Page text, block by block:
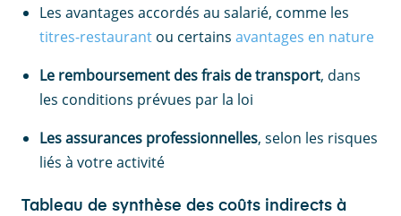
Les avantages accordés au salarié, comme les
titres-restaurant ou certains avantages en nature
Le remboursement des frais de transport, dans
les conditions prévues par la loi
Les assurances professionnelles, selon les risques
liés à votre activité
Tableau de synthèse des coûts indirects à